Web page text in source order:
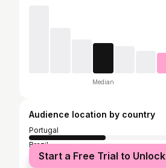
Median
Audience location by country
Portugal
Brazil
United States
Start a Free Trial to Unlock